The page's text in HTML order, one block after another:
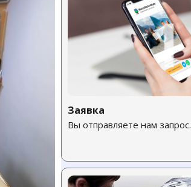
Заявка
Вы отправляете нам запрос.
1